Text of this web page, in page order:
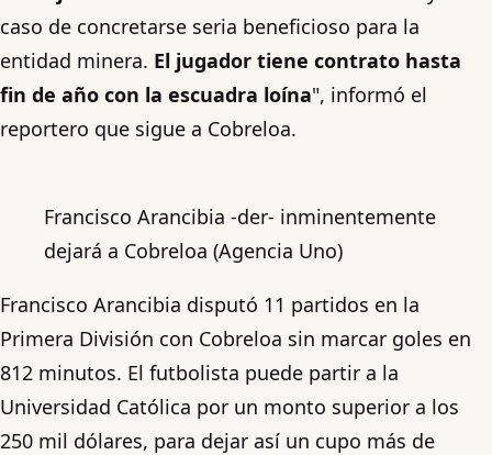
caso de concretarse seria beneficioso para la
entidad minera. El jugador tiene contrato hasta
fin de año con la escuadra loína", informó el
reportero que sigue a Cobreloa.
Francisco Arancibia -der- inminentemente
dejará a Cobreloa (Agencia Uno)
Francisco Arancibia disputó 11 partidos en la
Primera División con Cobreloa sin marcar goles en
812 minutos. El futbolista puede partir a la
Universidad Católica por un monto superior a los
250 mil dólares, para dejar así un cupo más de